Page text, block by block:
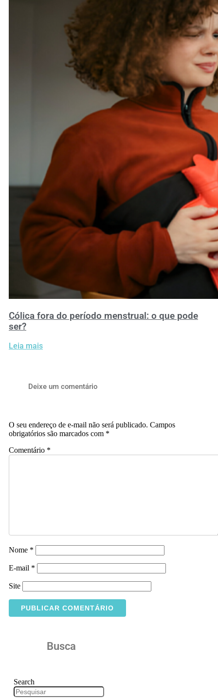
Cólica fora do período menstrual: o que pode
ser?
Leia mais
Deixe um comentário
O seu endereço de e-mail não será publicado. Campos
obrigatórios são marcados com *
Comentário *
Nome *
E-mail *
Site
Busca
Search